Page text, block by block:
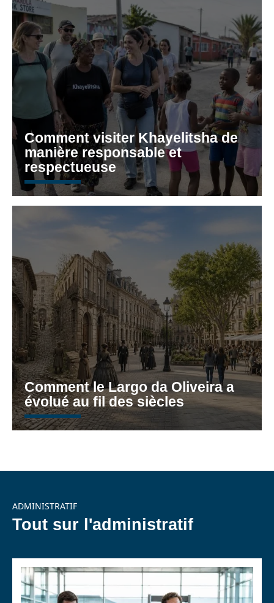
Comment visiter Khayelitsha de
manière responsable et
respectueuse
Comment le Largo da Oliveira a
évolué au fil des siècles
ADMINISTRATIF
Tout sur l'administratif